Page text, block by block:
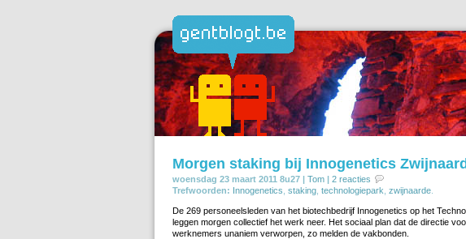
Morgen staking bij Innogenetics
woensdag 23 maart 2011 8u27 | Tom | 2 reacties
Trefwoorden: Innogenetics staking technologiepark zwijnaarde
De 269 personeelsleden van het biotechbedrijf Innogenetics op het
leggen morgen collectief het werk neer. Het sociaal plan dat de directie
werknemers unaniem verworpen, zo melden de vakbonden.